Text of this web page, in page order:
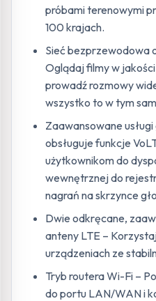
próbami terenowymi
100 krajach.
Sieć bezprzewodowa
Oglądaj filmy w
prowadź rozmowy
wszystko to w tym
Zaawansowane
obsługuje funkcje
użytkownikom do
wewnętrznej do
nagrań na skrzynce
Dwie odkręcane,
anteny LTE –
urządzeniach ze
Tryb routera Wi-Fi –
do portu LAN/WAN i